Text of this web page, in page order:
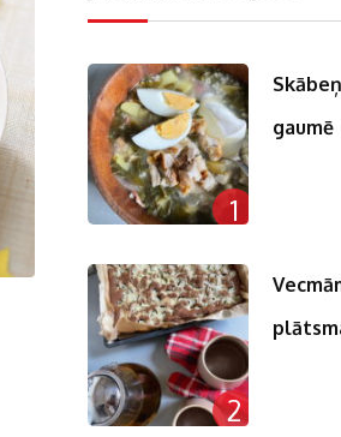
1
gaumē
2